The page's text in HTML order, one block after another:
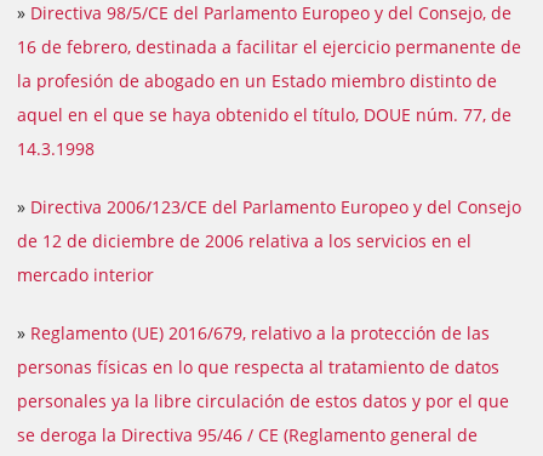
» Directiva 98/5/CE del Parlamento Europeo y del Consejo, de
16 de febrero, destinada a facilitar el ejercicio permanente de
la profesión de abogado en un Estado miembro distinto de
aquel en el que se haya obtenido el título, DOUE núm. 77, de
14.3.1998
» Directiva 2006/123/CE del Parlamento Europeo y del Consejo
de 12 de diciembre de 2006 relativa a los servicios en el
mercado interior
» Reglamento (UE) 2016/679, relativo a la protección de las
personas físicas en lo que respecta al tratamiento de datos
personales ya la libre circulación de estos datos y por el que
se deroga la Directiva 95/46 / CE (Reglamento general de